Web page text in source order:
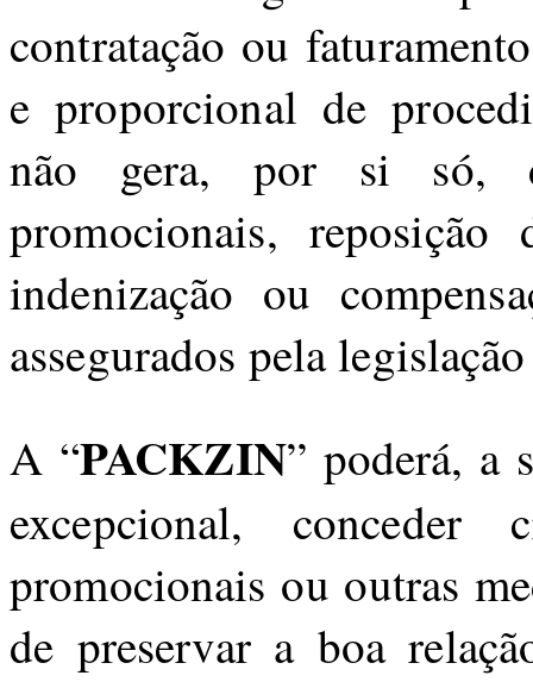
contratação ou
e proporcional de
não gera, por si só,
promocionais, reposição
indenização ou
assegurados pela
A “PACKZIN” poderá, a
excepcional, conceder
promocionais ou outras
de preservar a boa